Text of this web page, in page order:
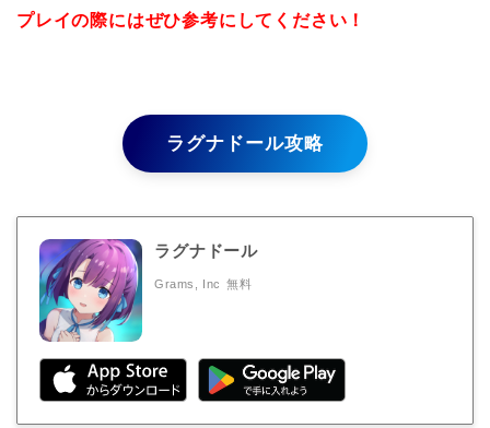
プレイの際にはぜひ参考にしてください！
ラグナドール攻略
ラグナドール
Grams, Inc 無料